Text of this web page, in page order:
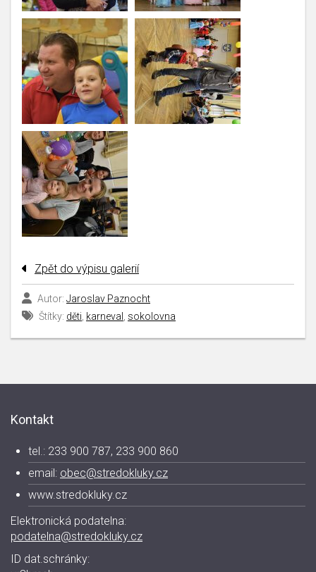
Zpět do výpisu galerií
Autor: Jaroslav Paznocht
Štítky: děti karneval sokolovna
Kontakt
tel.: 233 900 787, 233 900 860
email: obec@stredokluky.cz
www.stredokluky.cz
Elektronická podatelna:
podatelna@stredokluky.cz
ID dat.schránky: